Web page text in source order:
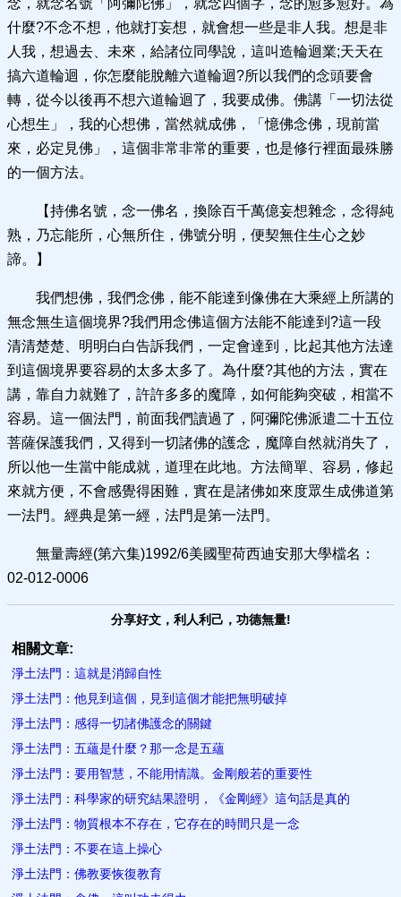
念，就念名號「阿彌陀佛」，就念四個字，念的愈多愈好。為
什麼?不念不想，他就打妄想，就會想一些是非人我。想是非
人我，想過去、未來，給諸位同學說，這叫造輪迴業;天天在
搞六道輪迴，你怎麼能脫離六道輪迴?所以我們的念頭要會
轉，從今以後再不想六道輪迴了，我要成佛。佛講「一切法從
心想生」，我的心想佛，當然就成佛，「憶佛念佛，現前當
來，必定見佛」，這個非常非常的重要，也是修行裡面最殊勝
的一個方法。
【持佛名號，念一佛名，換除百千萬億妄想雜念，念得純
熟，乃忘能所，心無所住，佛號分明，便契無住生心之妙
諦。】
我們想佛，我們念佛，能不能達到像佛在大乘經上所講的
無念無生這個境界?我們用念佛這個方法能不能達到?這一段
清清楚楚、明明白白告訴我們，一定會達到，比起其他方法達
到這個境界要容易的太多太多了。為什麼?其他的方法，實在
講，靠自力就難了，許許多多的魔障，如何能夠突破，相當不
容易。這一個法門，前面我們讀過了，阿彌陀佛派遣二十五位
菩薩保護我們，又得到一切諸佛的護念，魔障自然就消失了，
所以他一生當中能成就，道理在此地。方法簡單、容易，修起
來就方便，不會感覺得困難，實在是諸佛如來度眾生成佛道第
一法門。經典是第一經，法門是第一法門。
無量壽經(第六集)1992/6美國聖荷西迪安那大學檔名：
02-012-0006
分享好文，利人利己，功德無量!
相關文章:
淨土法門：這就是消歸自性
淨土法門：他見到這個，見到這個才能把無明破掉
淨土法門：感得一切諸佛護念的關鍵
淨土法門：五蘊是什麼？那一念是五蘊
淨土法門：要用智慧，不能用情識。金剛般若的重要性
淨土法門：科學家的研究結果證明，《金剛經》這句話是真的
淨土法門：物質根本不存在，它存在的時間只是一念
淨土法門：不要在這上操心
淨土法門：佛教要恢復教育